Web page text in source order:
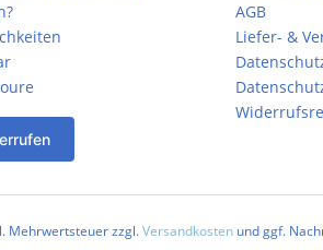
AGB
Liefer- &
Mehrwertsteuer zzgl.Versandkostenund ggf.